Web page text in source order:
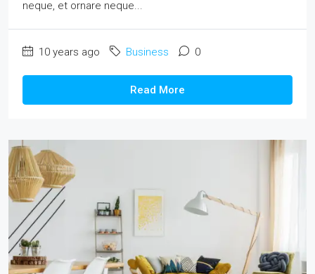
neque, et ornare neque...
10 years ago Business 0
Read More